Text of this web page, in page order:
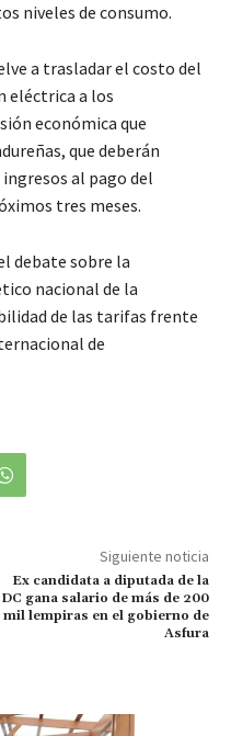
niveles de consumo.
a trasladar el costo del
eléctrica a los
económica que
que deberán
al pago del
tres meses.
debate sobre la
nacional de la
de las tarifas frente
de
Siguiente noticia
Ex candidata a diputada de la
DC gana salario de más de 200
mil lempiras en el gobierno de
Asfura